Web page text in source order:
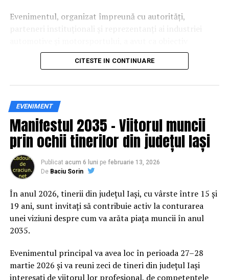
Evenimentul, organizat împreună cu autorități,
parteneri instituționali și reprezentanți ai industriei
principal transformarea prevenției într-o experiență
practică și accesibilă publicului larg.
Siguranța rutieră, adusă mai
aproape de comunitate
Datele privind accidentele rutiere din România continuă
să evidențieze necesitatea unor inițiative de educație și
prevenție. În 2025, peste 3.000 de persoane au fost
rănite grav în accidente rutiere, iar mai mult de 1.300 și-
au pierdut viața pe șoselele din țară.
În acest context, campania „Condu Prudent! Alege
Viața!” își propune să transforme informația teoretică
într-o experiență directă, prin simulări și demonstrații
care îi ajută pe participanți să înțeleagă concret
impactul deciziilor luate în trafic.
CITESTE IN CONTINUARE
EVENIMENT
Manifestul 2035 – Viitorul muncii
prin ochii tinerilor din județul Iași
Publicat acum 6 luni pe februarie 13, 2026
De Baciu Sorin
În anul 2026, tinerii din județul Iași, cu vârste între 15 și
19 ani, sunt invitați să contribuie activ la conturarea
unei viziuni despre cum va arăta piața muncii în anul
2035.
Evenimentul principal va avea loc în perioada 27–28
martie 2026 și va reuni zeci de tineri din județul Iași
interesați de viitorul lor profesional, de competențele